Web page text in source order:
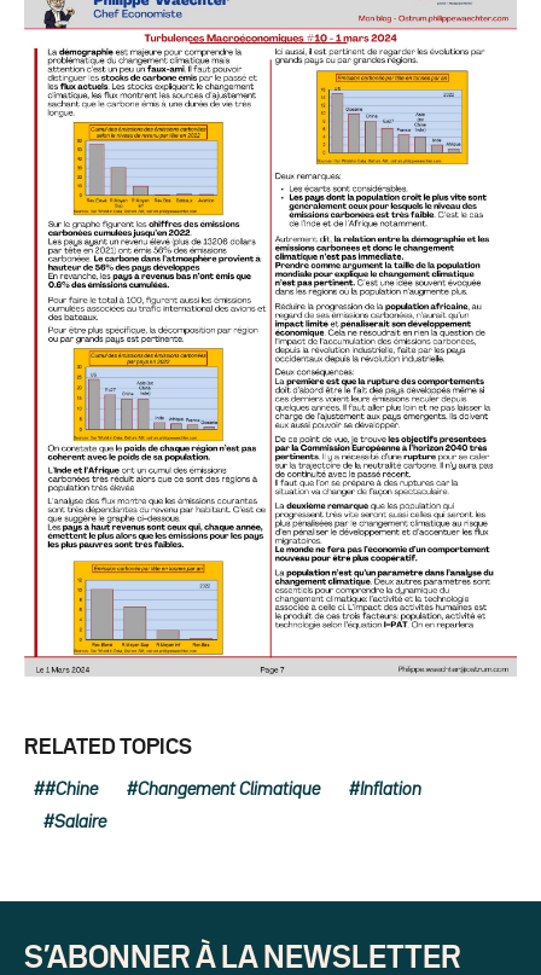
RELATED TOPICS
#Chine Changement Climatique Inflation
Salaire
S’ABONNER À LA NEWSLETTER